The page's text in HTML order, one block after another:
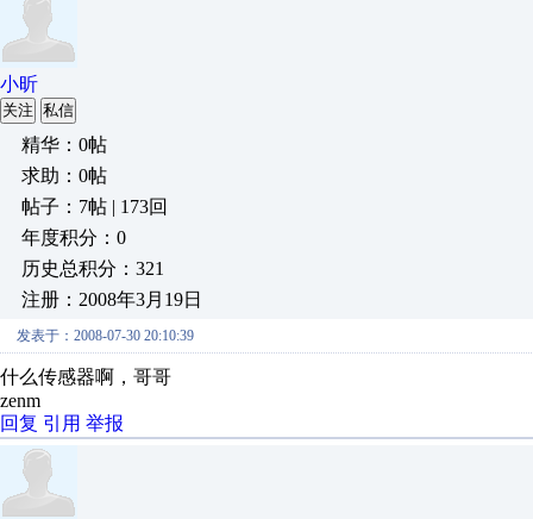
小昕
关注 私信
精华：0帖
求助：0帖
帖子：7帖 | 173回
年度积分：0
历史总积分：321
注册：2008年3月19日
发表于：2008-07-30 20:10:39
什么传感器啊，哥哥
zenm
回复 引用 举报